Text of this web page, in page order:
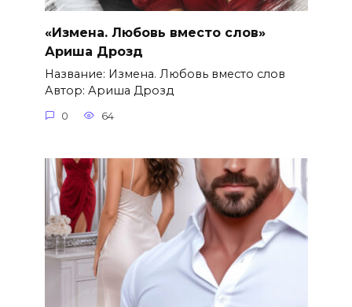
«Измена. Любовь вместо слов»
Ариша Дрозд
Название: Измена. Любовь вместо слов
Автор: Ариша Дрозд
0 64